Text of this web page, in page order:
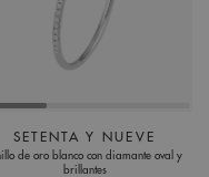
SETENTA Y NUEVE
de oro blanco con diamante oval y
brillantes